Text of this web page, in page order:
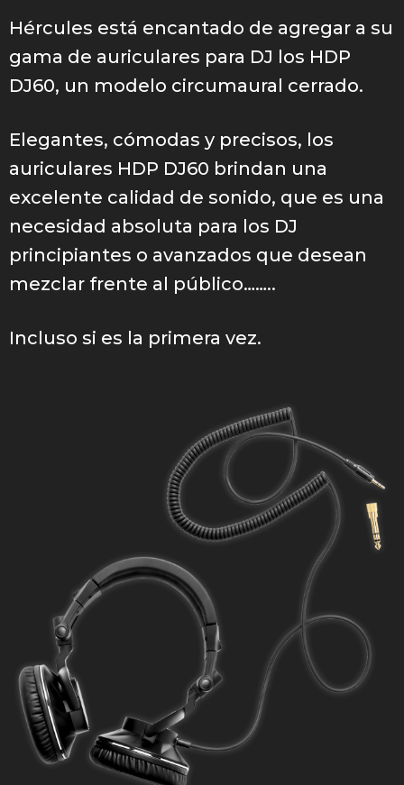
Hércules está encantado de agregar a su
gama de auriculares para DJ los HDP
DJ60, un modelo circumaural cerrado.
Elegantes, cómodas y precisos, los
auriculares HDP DJ60 brindan una
excelente calidad de sonido, que es una
necesidad absoluta para los DJ
principiantes o avanzados que desean
mezclar frente al público……..
Incluso si es la primera vez.